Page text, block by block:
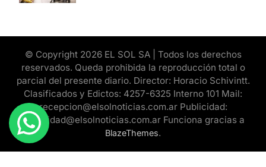
© Copyright 2026 EL SOL SA | Todos los derechos
reservados. Queda prohibida la reproducción total o
parcial del presente diario. Director: Horacio Schivintt.
Clasificados y Edictos: 4257-6325 Interno 101 Mail:
recepcion@elsolnoticias.com.ar Publicidad:
publicidad@elsolnoticias.com.ar Funciona gracias a
BlazeThemes.